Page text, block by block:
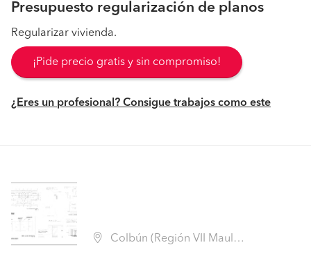
Presupuesto regularización de planos
Regularizar vivienda.
¡Pide precio gratis y sin compromiso!
¿Eres un profesional? Consigue trabajos como este
Colbún (Región VII Maule - Linares)